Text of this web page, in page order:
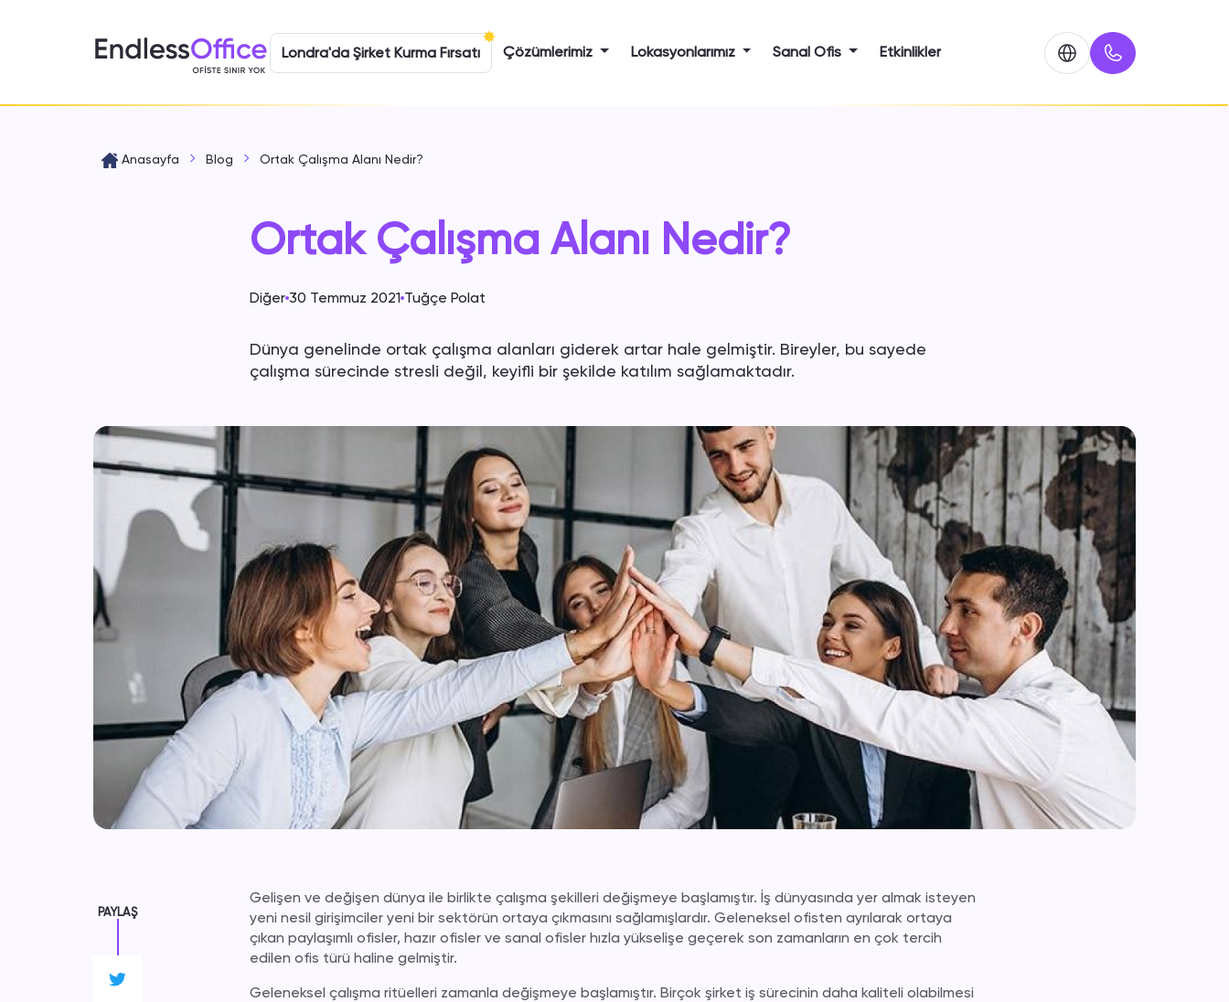
Londra'da Şirket Kurma Fırsatı Çözümlerimiz Lokasyonlarımız Sanal Ofis Etkinlikler
Anasayfa Blog Ortak Çalışma Alanı Nedir?
Ortak Çalışma Alanı Nedir?
Diğer 30 Temmuz 2021 Tuğçe Polat
Dünya genelinde ortak çalışma alanları giderek artar hale gelmiştir. Bireyler, bu sayede
çalışma sürecinde stresli değil, keyifli bir şekilde katılım sağlamaktadır.
PAYLAŞ
Gelişen ve değişen dünya ile birlikte çalışma şekilleri değişmeye başlamıştır. İş dünyasında yer almak isteyen
yeni nesil girişimciler yeni bir sektörün ortaya çıkmasını sağlamışlardır. Geleneksel ofisten ayrılarak ortaya
çıkan paylaşımlı ofisler, hazır ofisler ve sanal ofisler hızla yükselişe geçerek son zamanların en çok tercih
edilen ofis türü haline gelmiştir.
Geleneksel çalışma ritüelleri zamanla değişmeye başlamıştır. Birçok şirket iş sürecinin daha kaliteli olabilmesi